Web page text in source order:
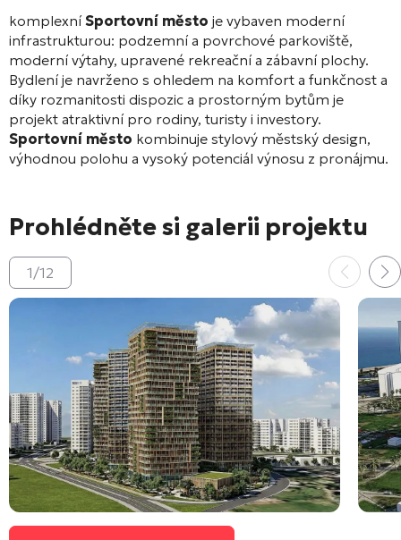
komplexní Sportovní město je vybaven moderní
infrastrukturou: podzemní a povrchové parkoviště,
moderní výtahy, upravené rekreační a zábavní plochy.
Bydlení je navrženo s ohledem na komfort a funkčnost a
díky rozmanitosti dispozic a prostorným bytům je
projekt atraktivní pro rodiny, turisty i investory.
Sportovní město kombinuje stylový městský design,
výhodnou polohu a vysoký potenciál výnosu z pronájmu.
Prohlédněte si galerii projektu
1/12